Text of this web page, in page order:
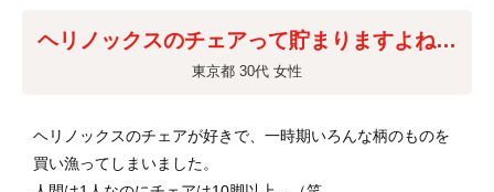
ヘリノックスのチェアって貯まりますよね…
東京都 30代 女性
ヘリノックスのチェアが好きで、一時期いろんな柄のものを
買い漁ってしまいました。